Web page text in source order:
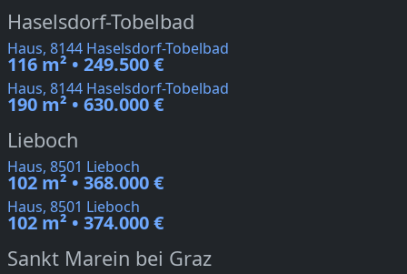
Haselsdorf-Tobelbad
Haus, 8144 Haselsdorf-Tobelbad
116 m² • 249.500 €
Haus, 8144 Haselsdorf-Tobelbad
190 m² • 630.000 €
Lieboch
Haus, 8501 Lieboch
102 m² • 368.000 €
Haus, 8501 Lieboch
102 m² • 374.000 €
Sankt Marein bei Graz